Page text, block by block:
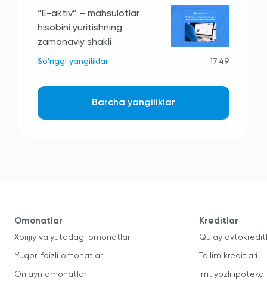
“E-aktiv” – mahsulotlar
hisobini yuritishning
zamonaviy shakli
So'nggi yangiliklar 17:49
Barcha yangiliklar
Omonatlar
Xorijiy valyutadagi omonatlar
Yuqori foizli omonatlar
Onlayn omonatlar
Kreditlar
Qulay
Ta'lim kreditlari
Imtiyozli ipoteka